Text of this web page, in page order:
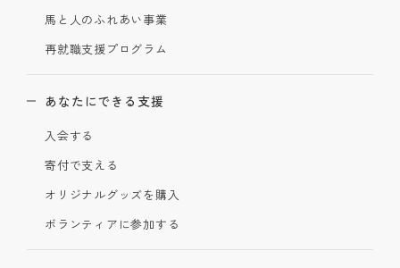
馬と人のふれあい事業
再就職支援プログラム
あなたにできる支援
入会する
寄付で支える
オリジナルグッズを購入
ボランティアに参加する